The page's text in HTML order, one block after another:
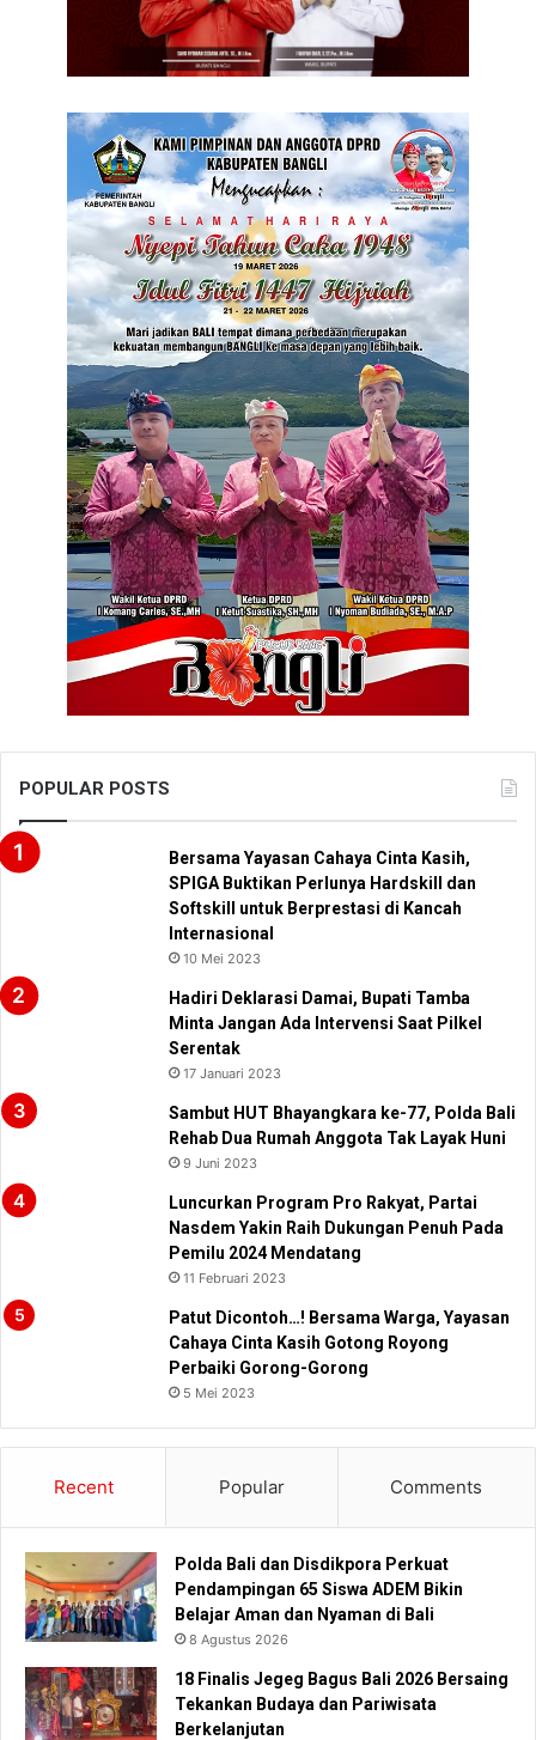
POPULAR POSTS
Bersama Yayasan Cahaya Cinta Kasih,
SPIGA Buktikan Perlunya Hardskill dan
Softskill untuk Berprestasi di Kancah
Internasional
10 Mei 2023
Hadiri Deklarasi Damai, Bupati Tamba
Minta Jangan Ada Intervensi Saat Pilkel
Serentak
17 Januari 2023
Sambut HUT Bhayangkara ke-77, Polda Bali
Rehab Dua Rumah Anggota Tak Layak Huni
9 Juni 2023
Luncurkan Program Pro Rakyat, Partai
Nasdem Yakin Raih Dukungan Penuh Pada
Pemilu 2024 Mendatang
11 Februari 2023
Patut Dicontoh…! Bersama Warga, Yayasan
Cahaya Cinta Kasih Gotong Royong
Perbaiki Gorong-Gorong
5 Mei 2023
Recent Popular Comments
Polda Bali dan Disdikpora Perkuat
Pendampingan 65 Siswa ADEM Bikin
Belajar Aman dan Nyaman di Bali
8 Agustus 2026
18 Finalis Jegeg Bagus Bali 2026 Bersaing
Tekankan Budaya dan Pariwisata
Berkelanjutan